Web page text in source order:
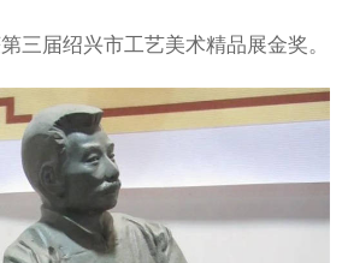
三届绍兴市工艺美术精品展金奖。